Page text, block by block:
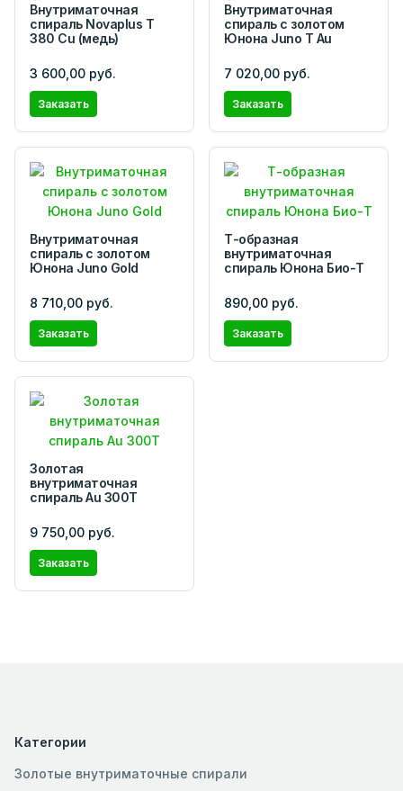
Внутриматочная
спираль Novaplus T
380 Cu (медь)
3 600,00 руб.
Заказать
Внутриматочная
спираль с золотом
Юнона Juno Т Au
7 020,00 руб.
Заказать
Внутриматочная
спираль с золотом
Юнона Juno Gold
8 710,00 руб.
Заказать
Т-образная
внутриматочная
спираль Юнона Био-Т
890,00 руб.
Заказать
Золотая
внутриматочная
спираль Au 300Т
9 750,00 руб.
Заказать
Категории
Золотые внутриматочные спирали